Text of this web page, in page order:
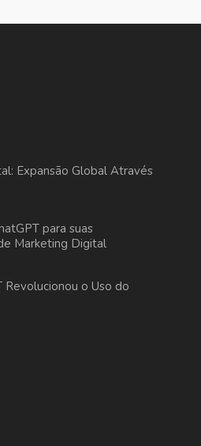
Expansão Global Através
para suas
Marketing Digital
Revolucionou o Uso do